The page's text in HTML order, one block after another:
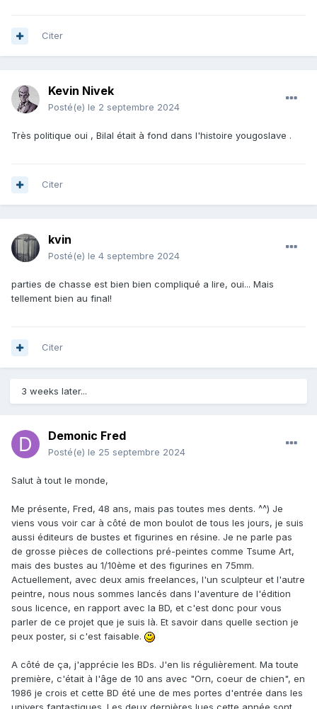
Citer
Kevin Nivek
Posté(e) le 2 septembre 2024
Très politique oui , Bilal était à fond dans l'histoire yougoslave .
Citer
kvin
Posté(e) le 4 septembre 2024
parties de chasse est bien bien compliqué a lire, oui... Mais
tellement bien au final!
Citer
3 weeks later...
Demonic Fred
Posté(e) le 25 septembre 2024
Salut à tout le monde,
Me présente, Fred, 48 ans, mais pas toutes mes dents. ^^) Je
viens vous voir car à côté de mon boulot de tous les jours, je suis
aussi éditeurs de bustes et figurines en résine. Je ne parle pas
de grosse pièces de collections pré-peintes comme Tsume Art,
mais des bustes au 1/10ème et des figurines en 75mm.
Actuellement, avec deux amis freelances, l'un sculpteur et l'autre
peintre, nous nous sommes lancés dans l'aventure de l'édition
sous licence, en rapport avec la BD, et c'est donc pour vous
parler de ce projet que je suis là. Et savoir dans quelle section je
peux poster, si c'est faisable.
A côté de ça, j'apprécie les BDs. J'en lis régulièrement. Ma toute
première, c'était à l'âge de 10 ans avec "Orn, coeur de chien", en
1986 je crois et cette BD été une de mes portes d'entrée dans les